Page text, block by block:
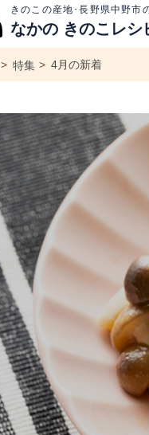
きのこの産地･長野県中野市
なかの きのこレシ
特集 4月の新着